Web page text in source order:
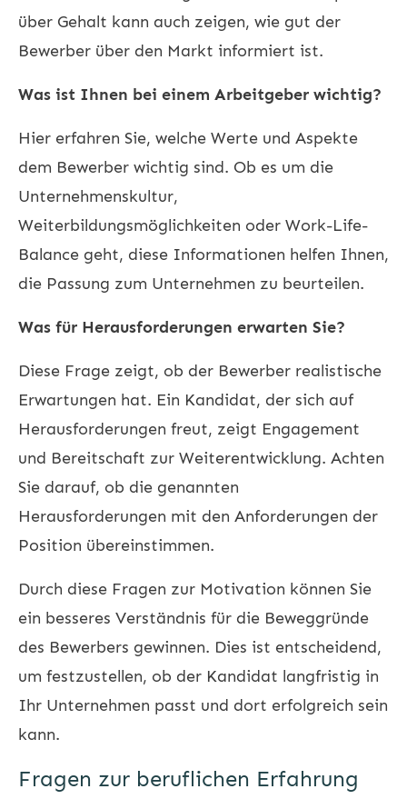
über Gehalt kann auch zeigen, wie gut der
Bewerber über den Markt informiert ist.
Was ist Ihnen bei einem Arbeitgeber wichtig?
Hier erfahren Sie, welche Werte und Aspekte
dem Bewerber wichtig sind. Ob es um die
Unternehmenskultur,
Weiterbildungsmöglichkeiten oder Work-Life-
Balance geht, diese Informationen helfen Ihnen,
die Passung zum Unternehmen zu beurteilen.
Was für Herausforderungen erwarten Sie?
Diese Frage zeigt, ob der Bewerber realistische
Erwartungen hat. Ein Kandidat, der sich auf
Herausforderungen freut, zeigt Engagement
und Bereitschaft zur Weiterentwicklung. Achten
Sie darauf, ob die genannten
Herausforderungen mit den Anforderungen der
Position übereinstimmen.
Durch diese Fragen zur Motivation können Sie
ein besseres Verständnis für die Beweggründe
des Bewerbers gewinnen. Dies ist entscheidend,
um festzustellen, ob der Kandidat langfristig in
Ihr Unternehmen passt und dort erfolgreich sein
kann.
Fragen zur beruflichen Erfahrung